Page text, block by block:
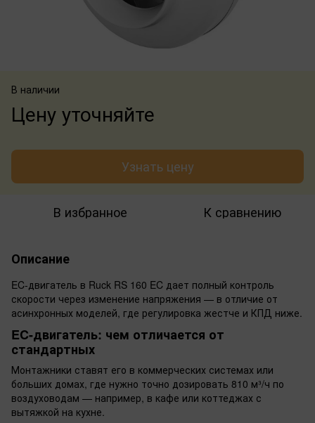
В наличии
Цену уточняйте
Узнать цену
В избранное К сравнению
Описание
EC-двигатель в Ruck RS 160 EC дает полный контроль
скорости через изменение напряжения — в отличие от
асинхронных моделей, где регулировка жестче и КПД ниже.
EC-двигатель: чем отличается от
стандартных
Монтажники ставят его в коммерческих системах или
больших домах, где нужно точно дозировать 810 м³/ч по
воздуховодам — например, в кафе или коттеджах с
вытяжкой на кухне.